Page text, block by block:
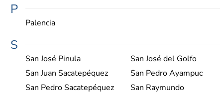
P
Palencia
S
San José Pinula
San José del Golfo
San Juan Sacatepéquez
San Pedro Ayampuc
San Pedro Sacatepéquez
San Raymundo